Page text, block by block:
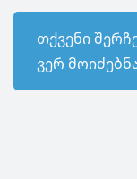
თქვენი
ვერ